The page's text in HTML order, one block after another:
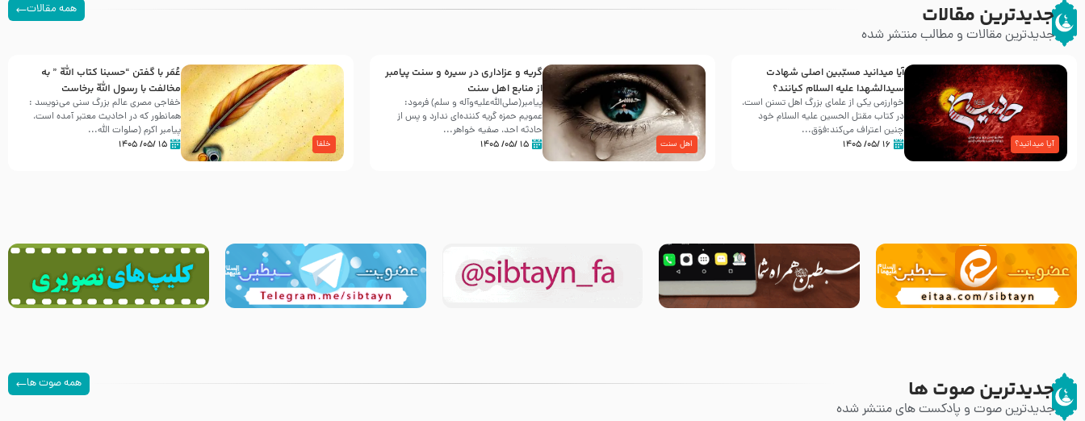
جدیدترین مقالات
جدیدترین مقالات و مطالب منتشر شده
همه مقالات
آیا میدانید؟
آیا میدانید مسبّبین اصلی شهادت
سیدالشهدا علیه ‌السلام کیانند؟
خوارزمی یکی از علمای بزرگ اهل تسنن است،
در کتاب مقتل الحسین علیه ‌السلام خود
چنین اعتراف می‌کند:فوَق...
۱۶ /۰۵/ ۱۴۰۵ اهل سنت
گریه و عزاداری در سیره و سنت پیامبر
از منابع اهل سنت
پیامبر(صلی‌الله‌علیه‌وآله و سلم) فرمود:
عمویم حمزه گریه کننده‌ای ندارد و پس از
حادثه احد، صفیه خواهر...
۱۵ /۰۵/ ۱۴۰۵ خلفا
عُمَر با گفتن “حسبنا كتاب اللّه ” به
مخالفت با رسول اللّه برخاست
خفاجی مصری عالم بزرگ سنی می‌نویسد :
همانطور که در احادیث معتبر آمده است،
پیامبر اکرم (صلوات اللّه...
۱۵ /۰۵/ ۱۴۰۵
جدیدترین صوت ها
جدیدترین صوت و پادکست های منتشر شده
همه صوت ها